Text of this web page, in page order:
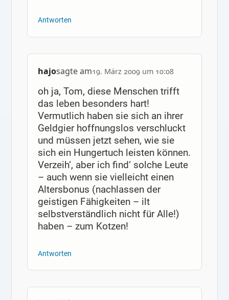
Antworten
hajosagte am19. März 2009 um 10:08
oh ja, Tom, diese Menschen trifft
das leben besonders hart!
Vermutlich haben sie sich an ihrer
Geldgier hoffnungslos verschluckt
und müssen jetzt sehen, wie sie
sich ein Hungertuch leisten können.
Verzeih‘, aber ich find‘ solche Leute
– auch wenn sie vielleicht einen
Altersbonus (nachlassen der
geistigen Fähigkeiten – ilt
selbstverständlich nicht für Alle!)
haben – zum Kotzen!
Antworten